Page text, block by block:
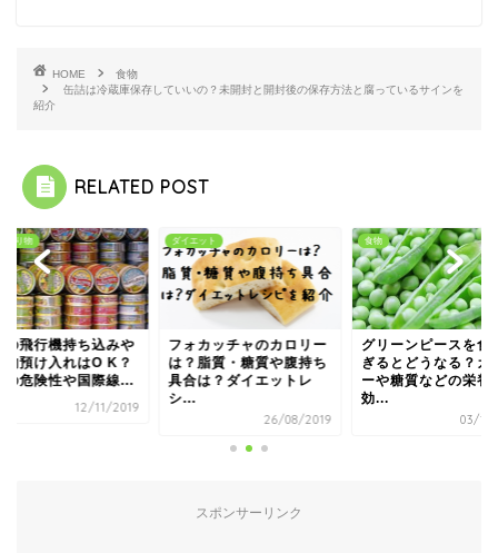
HOME
食物
缶詰は冷蔵庫保存していいの？未開封と開封後の保存方法と腐っているサインを
紹介
RELATED POST
乗り物
の飛行機持ち込みや
物預け入れはO K？
の危険性や国際線...
12/11/2019
ダイエット
フォカッチャのカロリー
は？脂質・糖質や腹持ち
具合は？ダイエットレ
シ...
26/08/2019
食物
グリーンピースを食
ぎるとどうなる？カ
ーや糖質などの栄養
効...
03/11/
スポンサーリンク